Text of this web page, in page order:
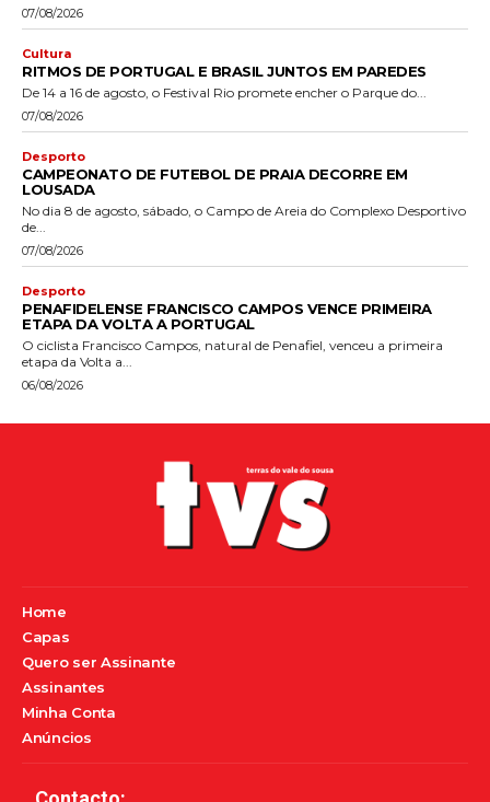
07/08/2026
Cultura
RITMOS DE PORTUGAL E BRASIL JUNTOS EM PAREDES
De 14 a 16 de agosto, o Festival Rio promete encher o Parque do...
07/08/2026
Desporto
CAMPEONATO DE FUTEBOL DE PRAIA DECORRE EM
LOUSADA
No dia 8 de agosto, sábado, o Campo de Areia do Complexo Desportivo
de...
07/08/2026
Desporto
PENAFIDELENSE FRANCISCO CAMPOS VENCE PRIMEIRA
ETAPA DA VOLTA A PORTUGAL
O ciclista Francisco Campos, natural de Penafiel, venceu a primeira
etapa da Volta a...
06/08/2026
Home
Capas
Quero ser Assinante
Assinantes
Minha Conta
Anúncios